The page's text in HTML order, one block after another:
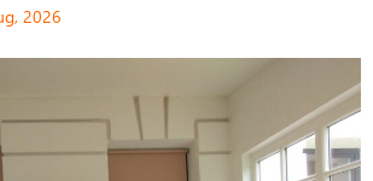
2026